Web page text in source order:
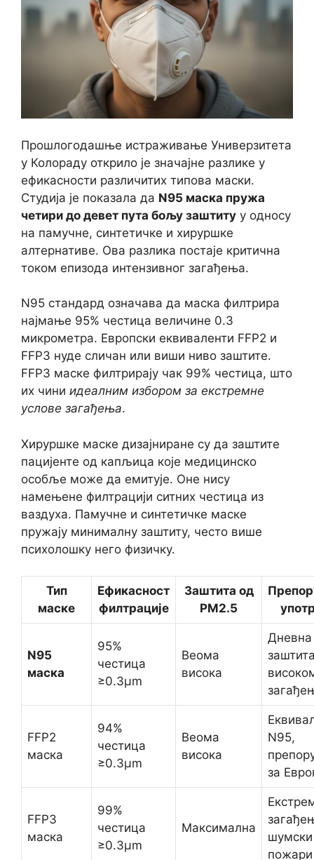
Прошлогодашње истраживање Универзитета
у Колораду открило је значајне разлике у
ефикасности различитих типова маски.
Студија је показала да N95 маска пружа
четири до девет пута бољу заштиту у односу
на памучне, синтетичке и хируршке
алтернативе. Ова разлика постаје критична
током епизода интензивног загађења.
N95 стандард означава да маска филтрира
најмање 95% честица величине 0.3
микрометра. Европски еквиваленти FFP2 и
FFP3 нуде сличан или виши ниво заштите.
FFP3 маске филтрирају чак 99% честица, што
их чини идеалним избором за екстремне
услове загађења.
Хируршке маске дизајниране су да заштите
пацијенте од капљица које медицинско
особље може да емитује. Оне нису
намењене филтрацији ситних честица из
ваздуха. Памучне и синтетичке маске
пружају минималну заштиту, често више
психолошку него физичку.
Тип
маске
Ефикасност
филтрације
Заштита од
PM2.5
N95
маска
95%
честица
≥0.3μm
Веома
висока
Дневна
FFP2
маска
94%
честица
≥0.3μm
Веома
висока
N95,
за
FFP3
маска
99%
честица
≥0.3μm
Максимална
шумски
пожари